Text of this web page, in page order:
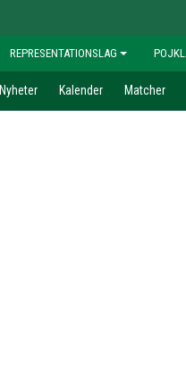
REPRESENTATIONSLAG
Nyheter Kalender Matcher